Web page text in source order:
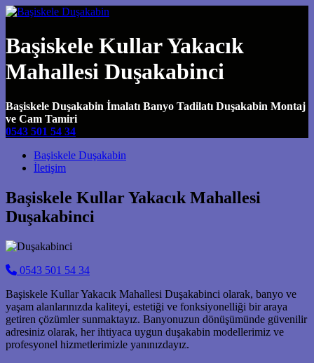
Başiskele Kullar Yakacık
Mahallesi Duşakabinci
Başiskele Duşakabin İmalatı Banyo Tadilatı Duşakabin Montaj
ve Cam Tamiri
0543 501 54 34
Main Navigation
Başiskele Duşakabin
İletişim
Başiskele Kullar Yakacık Mahallesi
Duşakabinci
0543 501 54 34
Başiskele Kullar Yakacık Mahallesi Duşakabinci olarak, banyo ve
yaşam alanlarınızda kaliteyi, estetiği ve fonksiyonelliği bir araya
getiren çözümler sunmaktayız. Banyonuzun dönüşümünde güvenilir
adresiniz olarak, her ihtiyaca uygun duşakabin modellerimiz ve
profesyonel hizmetlerimizle yanınızdayız.